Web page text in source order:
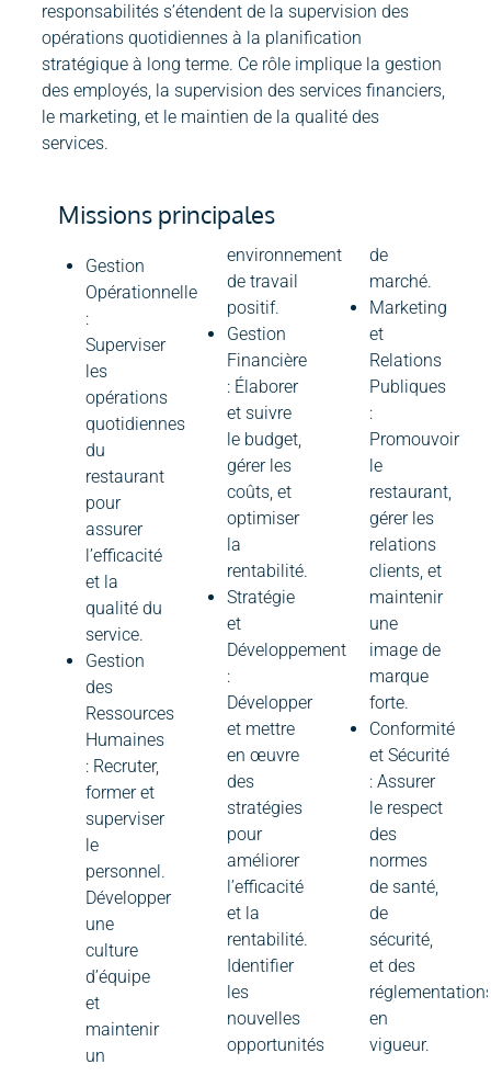
responsabilités s’étendent de la supervision des
opérations quotidiennes à la planification
stratégique à long terme. Ce rôle implique la gestion
des employés, la supervision des services financiers,
le marketing, et le maintien de la qualité des
services.
Missions principales
Gestion
Opérationnelle
:
Superviser
les
opérations
quotidiennes
du
restaurant
pour
assurer
l’efficacité
et la
qualité du
service.
Gestion
des
Ressources
Humaines
: Recruter,
former et
superviser
le
personnel.
Développer
une
culture
d’équipe
et
maintenir
un
environnement
de travail
positif.
Gestion
Financière
: Élaborer
et suivre
le budget,
gérer les
coûts, et
optimiser
la
rentabilité.
Stratégie
et
Développement
:
Développer
et mettre
en œuvre
des
stratégies
pour
améliorer
l’efficacité
et la
rentabilité.
Identifier
les
nouvelles
opportunités
de
marché.
Marketing
et
Relations
Publiques
:
Promouvoir
le
restaurant,
gérer les
relations
clients, et
maintenir
une
image de
marque
forte.
Conformité
et Sécurité
: Assurer
le respect
des
normes
de santé,
de
sécurité,
et des
en
vigueur.